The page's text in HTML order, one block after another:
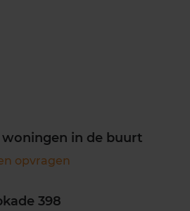
in de buurt
opvragen
398